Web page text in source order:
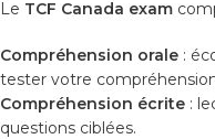
Le TCF Canada exam
Compréhension orale :
tester votre
Compréhension écrite :
questions ciblées.